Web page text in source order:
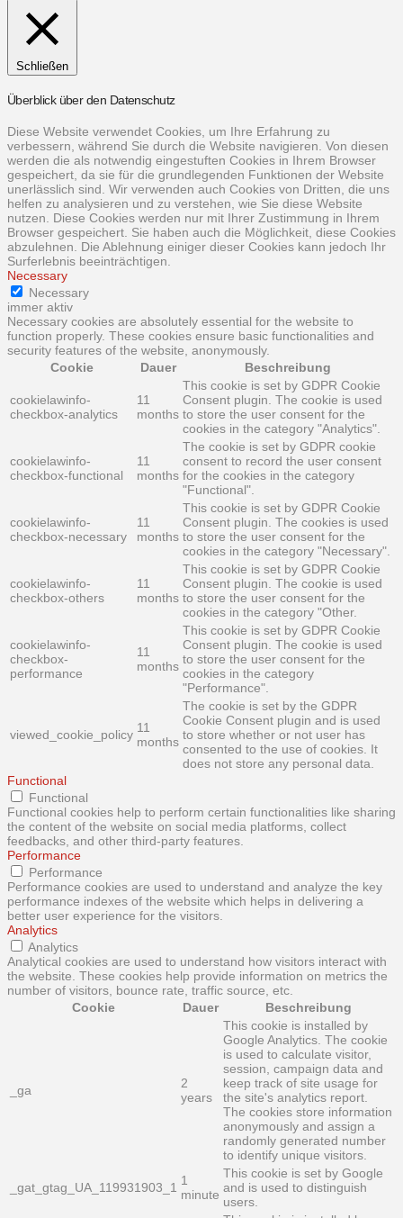
Schließen
Überblick über den Datenschutz
Diese Website verwendet Cookies, um Ihre Erfahrung zu
verbessern, während Sie durch die Website navigieren. Von diesen
werden die als notwendig eingestuften Cookies in Ihrem Browser
gespeichert, da sie für die grundlegenden Funktionen der Website
unerlässlich sind. Wir verwenden auch Cookies von Dritten, die uns
helfen zu analysieren und zu verstehen, wie Sie diese Website
nutzen. Diese Cookies werden nur mit Ihrer Zustimmung in Ihrem
Browser gespeichert. Sie haben auch die Möglichkeit, diese Cookies
abzulehnen. Die Ablehnung einiger dieser Cookies kann jedoch Ihr
Surferlebnis beeinträchtigen.
Necessary
Necessary
immer aktiv
Necessary cookies are absolutely essential for the website to
function properly. These cookies ensure basic functionalities and
security features of the website, anonymously.
Cookie
Dauer Beschreibung
cookielawinfo-
checkbox-analytics
11
months
This cookie is set by GDPR Cookie
Consent plugin. The cookie is used
to store the user consent for the
cookies in the category "Analytics".
cookielawinfo-
checkbox-functional
11
months
The cookie is set by GDPR cookie
consent to record the user consent
for the cookies in the category
"Functional".
cookielawinfo-
checkbox-necessary
11
months
This cookie is set by GDPR Cookie
Consent plugin. The cookies is used
to store the user consent for the
cookies in the category "Necessary".
cookielawinfo-
checkbox-others
11
months
This cookie is set by GDPR Cookie
Consent plugin. The cookie is used
to store the user consent for the
cookies in the category "Other.
cookielawinfo-
checkbox-
performance
11
months
This cookie is set by GDPR Cookie
Consent plugin. The cookie is used
to store the user consent for the
cookies in the category
"Performance".
viewed_cookie_policy 11
months
The cookie is set by the GDPR
Cookie Consent plugin and is used
to store whether or not user has
consented to the use of cookies. It
does not store any personal data.
Functional
Functional
Functional cookies help to perform certain functionalities like sharing
the content of the website on social media platforms, collect
feedbacks, and other third-party features.
Performance
Performance
Performance cookies are used to understand and analyze the key
performance indexes of the website which helps in delivering a
better user experience for the visitors.
Analytics
Analytics
Analytical cookies are used to understand how visitors interact with
the website. These cookies help provide information on metrics the
number of visitors, bounce rate, traffic source, etc.
Cookie
Dauer Beschreibung
_ga
2
years
This cookie is installed by
Google Analytics. The cookie
is used to calculate visitor,
session, campaign data and
keep track of site usage for
the site's analytics report.
The cookies store information
anonymously and assign a
randomly generated number
to identify unique visitors.
_gat_gtag_UA_119931903_1 1
minute
This cookie is set by Google
and is used to distinguish
users.